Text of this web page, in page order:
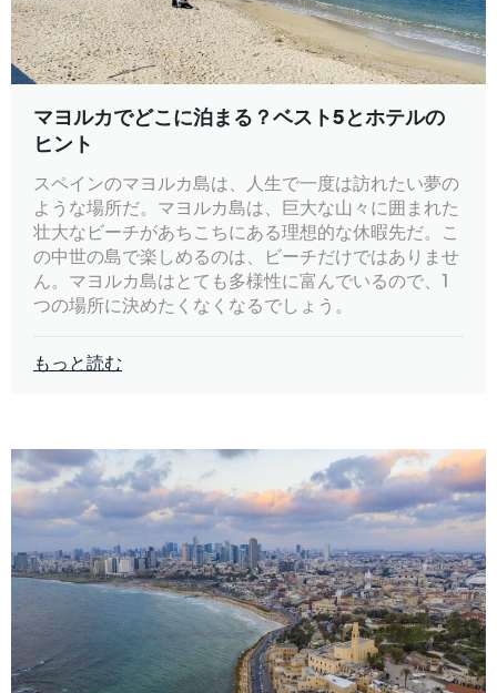
マヨルカでどこに泊まる？ベスト5とホテルの
ヒント
スペインのマヨルカ島は、人生で一度は訪れたい夢の
ような場所だ。マヨルカ島は、巨大な山々に囲まれた
壮大なビーチがあちこちにある理想的な休暇先だ。こ
の中世の島で楽しめるのは、ビーチだけではありませ
ん。マヨルカ島はとても多様性に富んでいるので、1
つの場所に決めたくなくなるでしょう。
もっと読む